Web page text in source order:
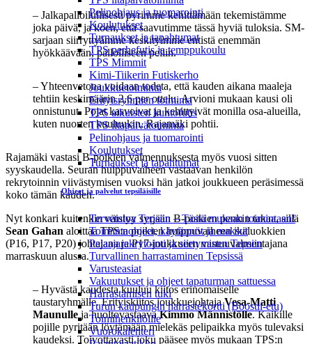
Pelinohjaus ja tuomarointi
Koulutukset
Turnaukset ja tapahtumat
TPS perhefutis ja temppukoulu
TPS Mimmit
Kimi-Tiikerin Futiskerho
Joukkuetoiminta
Erityisryhmien toiminta
TPS aikuisten kuntofutis
TPS iltapäivätoiminta
Pelinohjaus ja tuomarointi
Koulutukset
Turnaukset ja tapahtumat
Ohjeet ja palvelut tepsiläisille
Tervetuloa Tepsiin – Tästä mukaan toimintaan!
Toimintaohjeet, käytännöt ja maksut
Pelaajarekrytointi ja siirtyminen Tepsiin
Turvallinen harrastaminen Tepsissä
Varusteasiat
Vakuutukset ja ohjeet tapaturman sattuessa
Harrastamisen tuki
Turun kaupungin harrastekortti (Boostii-etu)
Toimihenkilöille
Vuorokalenteri
– Jalkapalloilullisesti pyrimme kehittämään tekemistämme
joka päivä, ja koen, että saavutimme tässä hyviä tuloksia. SM-
sarjaan siirryttyämme keskityimme entistä enemmän
hyökkäävään, pallolliseen peliin.
– Yhteenvetona voidaan todeta, että kauden aikana maaleja
tehtiin keskimäärin 2,6 per ottelu. Arvioni mukaan kausi oli
onnistunut. Pojat kasvoivat ja kehittyivät monilla osa-alueilla,
kuten nuorten kuuluukin, Rajamäki pohtii.
Rajamäki vastasi B-poikien valmennuksesta myös vuosi sitten
syyskaudella. Seuran huippuvaiheen vastaavan henkilön
rekrytoinnin viivästymisen vuoksi hän jatkoi joukkueen peräsimessä
koko tämän kauden.
Nyt konkari kuitenkin väistyy syrjään B-poikien penkin takaa, sillä
Sean Gahan aloittaa TPS:n poikien huippuvaiheen ikäluokkien
(P16, P17, P20) johtajana ja P17-joukkueen vastuuvalmentajana
marraskuun alussa.
– Hyvästä kaudesta kuuluu kiitos erinomaiselle
taustaryhmälle. Erityiskiitos joukkuejohtajaVesa-Matti
Maunulle ja huoltovastaavaKimmo Männistölle. Kaikille
pojille pyritään löytämään mielekäs pelipaikka myös tulevaksi
kaudeksi. Toivottavasti joku pääsee myös mukaan TPS:n